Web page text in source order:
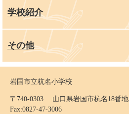
学校紹介
その他
岩国市立杭名小学校
〒740-0303 山口県岩国市杭名18番
Fax:0827-47-3006